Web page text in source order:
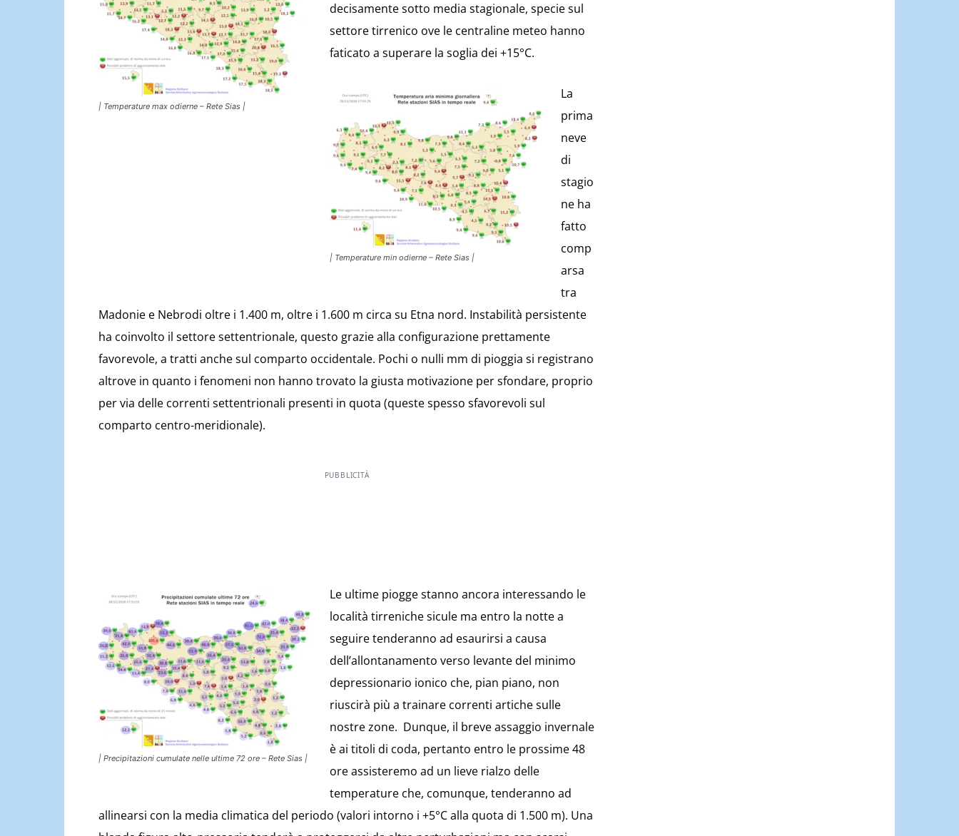
Sicily.it
| Temperature max odierne – Rete Sias |
decisamente sotto media stagionale, specie sul
settore tirrenico ove le centraline meteo hanno
faticato a superare la soglia dei +15°C.
| Temperature min odierne – Rete Sias |
La
prima
neve
di
stagio
ne ha
fatto
comp
arsa
tra
Madonie e Nebrodi oltre i 1.400 m, oltre i 1.600 m circa su Etna nord. Instabilità persistente
ha coinvolto il settore settentrionale, questo grazie alla configurazione prettamente
favorevole, a tratti anche sul comparto occidentale. Pochi o nulli mm di pioggia si registrano
altrove in quanto i fenomeni non hanno trovato la giusta motivazione per sfondare, proprio
per via delle correnti settentrionali presenti in quota (queste spesso sfavorevoli sul
comparto centro-meridionale).
PUBBLICITÀ
| Precipitazioni cumulate nelle ultime 72 ore – Rete Sias |
Le ultime piogge stanno ancora interessando le
località tirreniche sicule ma entro la notte a
seguire tenderanno ad esaurirsi a causa
dell’allontanamento verso levante del minimo
depressionario ionico che, pian piano, non
riuscirà più a trainare correnti artiche sulle
nostre zone. Dunque, il breve assaggio invernale
è ai titoli di coda, pertanto entro le prossime 48
ore assisteremo ad un lieve rialzo delle
temperature che, comunque, tenderanno ad
allinearsi con la media climatica del periodo (valori intorno i +5°C alla quota di 1.500 m). Una